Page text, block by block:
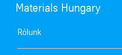
Materials Hungary
Rólunk